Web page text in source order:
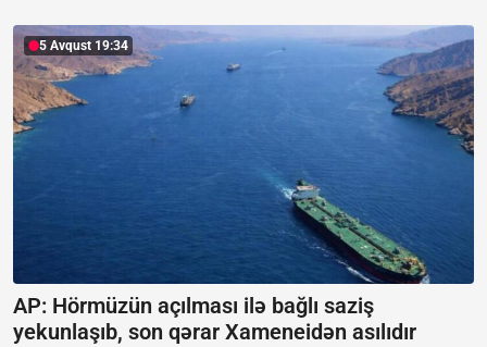
5 Avqust 19:34
AP: Hörmüzün açılması ilə bağlı saziş
yekunlaşıb, son qərar Xameneidən asılıdır